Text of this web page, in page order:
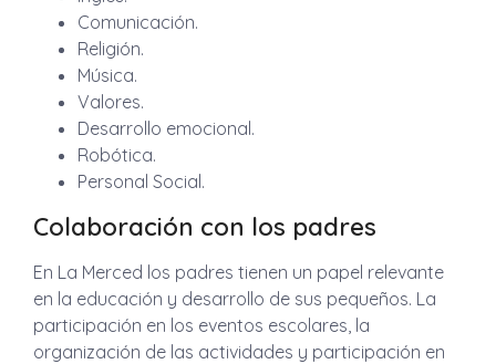
Comunicación.
Religión.
Música.
Valores.
Desarrollo emocional.
Robótica.
Personal Social.
Colaboración con los padres
En La Merced los padres tienen un papel relevante
en la educación y desarrollo de sus pequeños. La
participación en los eventos escolares, la
organización de las actividades y participación en